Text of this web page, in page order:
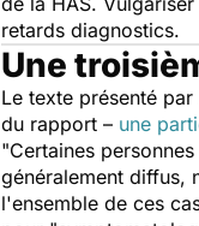
retards diagnostics.
Une
Le texte présenté
du rapport – une
"Certaines
généralement diffus,
l'ensemble de ces